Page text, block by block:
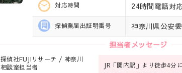
対応時間 24時間電話対
探偵業届出証明番号
神奈川県公安
担当者メッセージ
探偵社FUJIリサーチ / 神奈川
相談室担当者
JR「関内駅」より徒歩4分